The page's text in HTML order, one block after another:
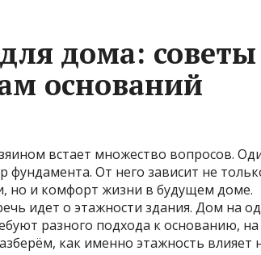
дома: советы
оснований
встает множество вопросов.
От него зависит не
но и комфорт жизни в будущем доме.
идет о этажности здания. Дом на
разного подхода к основанию, на
как именно этажность влияет